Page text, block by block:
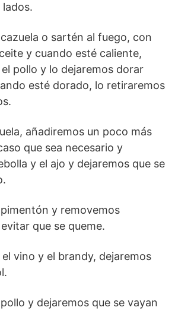
o sartén al fuego, con
y cuando esté caliente,
pollo y lo dejaremos dorar
esté dorado, lo retiraremos
añadiremos un poco más
que sea necesario y
y el ajo y dejaremos que se
y removemos
que se queme.
vino y el brandy, dejaremos
y dejaremos que se vayan